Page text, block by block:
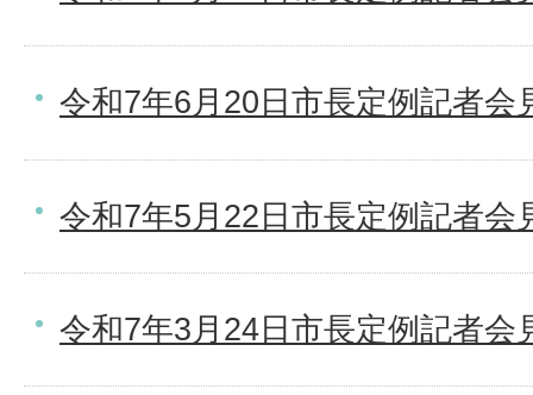
令和7年6月20日市長定例記者会
令和7年5月22日市長定例記者会
令和7年3月24日市長定例記者会